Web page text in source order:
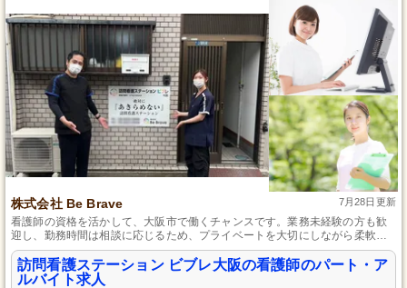
株式会社 Be Brave 7月28日更新
看護師の資格を活かして、大阪市で働くチャンスです。業務未経験の方も歓
迎し、勤務時間は相談に応じるため、プライベートを大切にしながら柔軟に
働くことが可能です。各利用者さまの心身の状態や生活環境に合わせた看護
業務を通じて、人生の支え手となるやりがいを感じてみませんか。
訪問看護ステーション ビブレ大阪の看護師のパート・ア
ルバイト求人